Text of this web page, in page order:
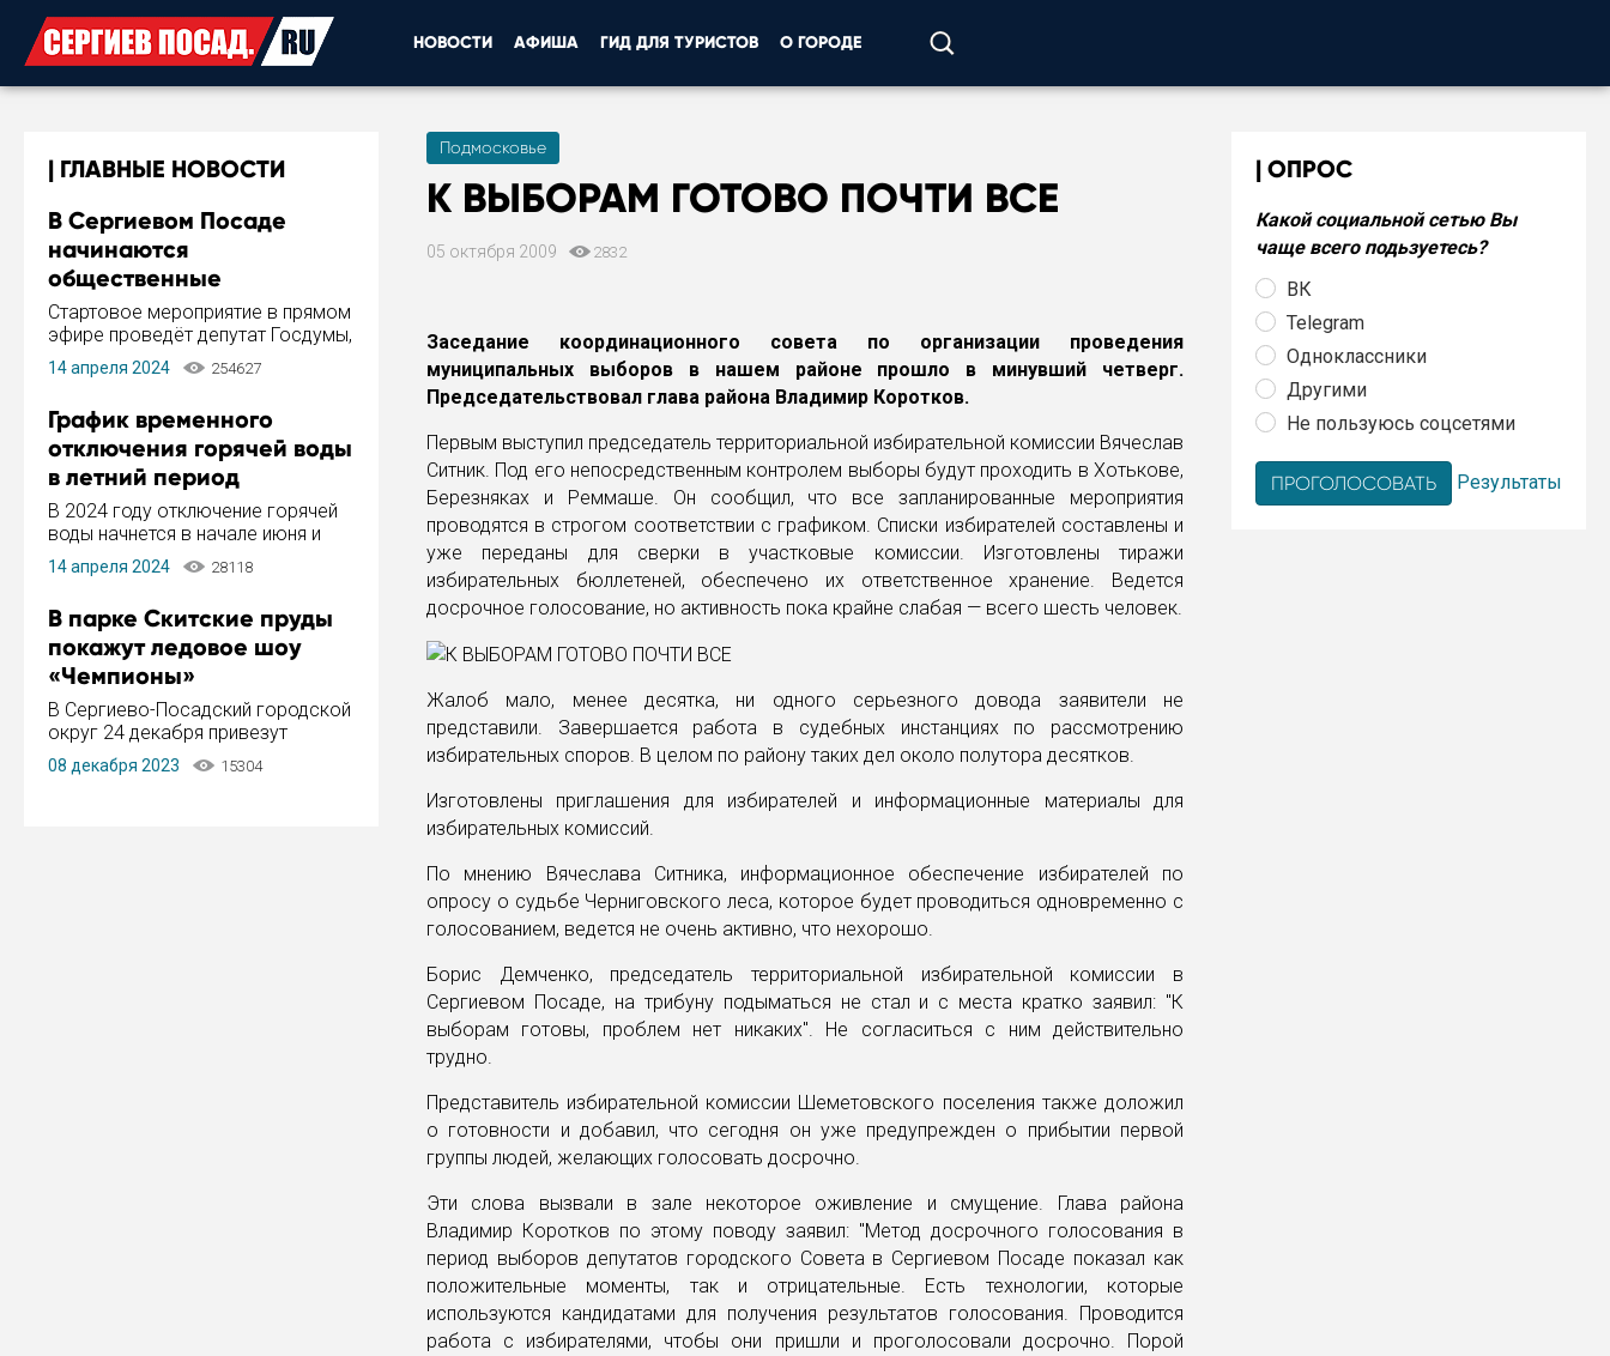
НОВОСТИ АФИША ГИД ДЛЯ ТУРИСТОВ О ГОРОДЕ
ГЛАВНЫЕ НОВОСТИ
В Сергиевом Посаде
начинаются
общественные
обсуждения Стратегии
развития города
Стартовое мероприятие в прямом
эфире проведёт депутат Госдумы,
инициатор и автор Концепции
развития Сергиева Посада и
Пахомов.
14 апреля 2024 254627
График временного
отключения горячей воды
в летний период
В 2024 году отключение горячей
воды начнется в начале июня и
завершится в конце августа.
Период отключения составит не
14 апреля 2024 28118
В парке Скитские пруды
покажут ледовое шоу
«Чемпионы»
В Сергиево-Посадский городской
округ 24 декабря привезут
ледовый тур «Чемпионы»
заслуженного мастера спорта,
08 декабря 2023 15304
Подмосковье
К ВЫБОРАМ ГОТОВО ПОЧТИ ВСЕ
05 октября 2009 2832
Заседание координационного совета по организации проведения
муниципальных выборов в нашем районе прошло в минувший четверг.
Председательствовал глава района Владимир Коротков.
Первым выступил председатель территориальной избирательной комиссии Вячеслав
Ситник. Под его непосредственным контролем выборы будут проходить в Хотькове,
Березняках и Реммаше. Он сообщил, что все запланированные мероприятия
проводятся в строгом соответствии с графиком. Списки избирателей составлены и
уже переданы для сверки в участковые комиссии. Изготовлены тиражи
избирательных бюллетеней, обеспечено их ответственное хранение. Ведется
досрочное голосование, но активность пока крайне слабая — всего шесть человек.
Жалоб мало, менее десятка, ни одного серьезного довода заявители не
представили. Завершается работа в судебных инстанциях по рассмотрению
избирательных споров. В целом по району таких дел около полутора десятков.
Изготовлены приглашения для избирателей и информационные материалы для
избирательных комиссий.
По мнению Вячеслава Ситника, информационное обеспечение избирателей по
опросу о судьбе Черниговского леса, которое будет проводиться одновременно с
голосованием, ведется не очень активно, что нехорошо.
Борис Демченко, председатель территориальной избирательной комиссии в
Сергиевом Посаде, на трибуну подыматься не стал и с места кратко заявил: "К
выборам готовы, проблем нет никаких". Не согласиться с ним действительно
трудно.
Представитель избирательной комиссии Шеметовского поселения также доложил
о готовности и добавил, что сегодня он уже предупрежден о прибытии первой
группы людей, желающих голосовать досрочно.
Эти слова вызвали в зале некоторое оживление и смущение. Глава района
Владимир Коротков по этому поводу заявил: "Метод досрочного голосования в
период выборов депутатов городского Совета в Сергиевом Посаде показал как
положительные моменты, так и отрицательные. Есть технологии, которые
используются кандидатами для получения результатов голосования. Проводится
работа с избирателями, чтобы они пришли и проголосовали досрочно. Порой
ОПРОС
Какой социальной сетью Вы
чаще всего подьзуетесь?
ВК
Telegram
Одноклассники
Другими
Не пользуюсь соцсетями
Результаты